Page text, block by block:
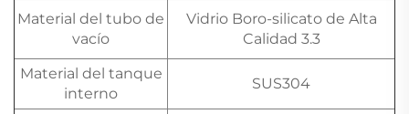
Material del tubo de
vacío
Vidrio Boro-silicato de Alta
Calidad 3.3
Material del tanque
interno
SUS304